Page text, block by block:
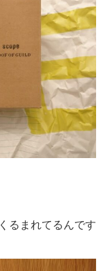
るまれてるんです